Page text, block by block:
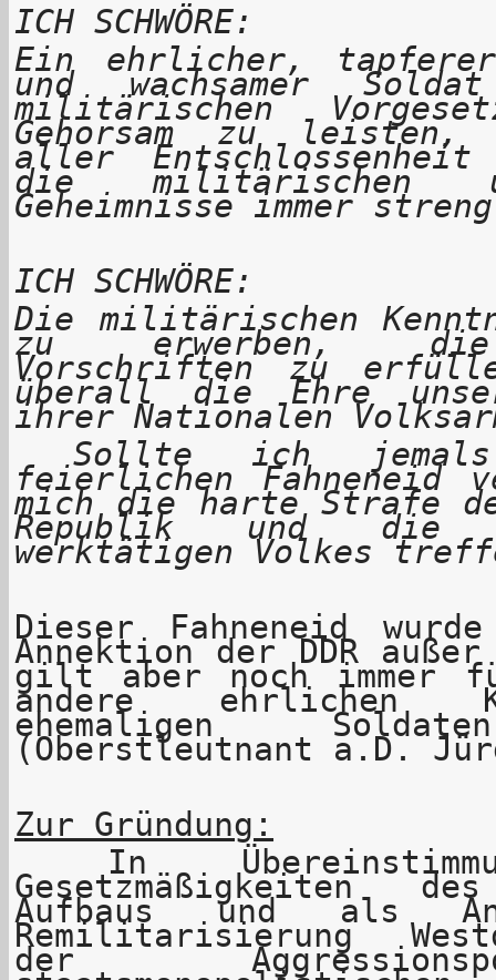
ICH SCHWÖRE:
Ein ehrlicher,
und wachsamer
militärischen
Gehorsam zu
aller
die militärischen
Geheimnisse immer
ICH SCHWÖRE:
Die militärischen
zu erwerben, die
Vorschriften zu
überall die Ehre
ihrer Nationalen
Sollte ich jemals
feierlichen Fahneneid
mich die harte Strafe
Republik und die
werktätigen Volkes
Dieser Fahneneid
Annektion der DDR
gilt aber noch immer
andere ehrlichen
ehemaligen
(Oberstleutnant a.D.
Zur Gründung:
In
Gesetzmäßigkeiten
Aufbaus und als
Remilitarisierung
der